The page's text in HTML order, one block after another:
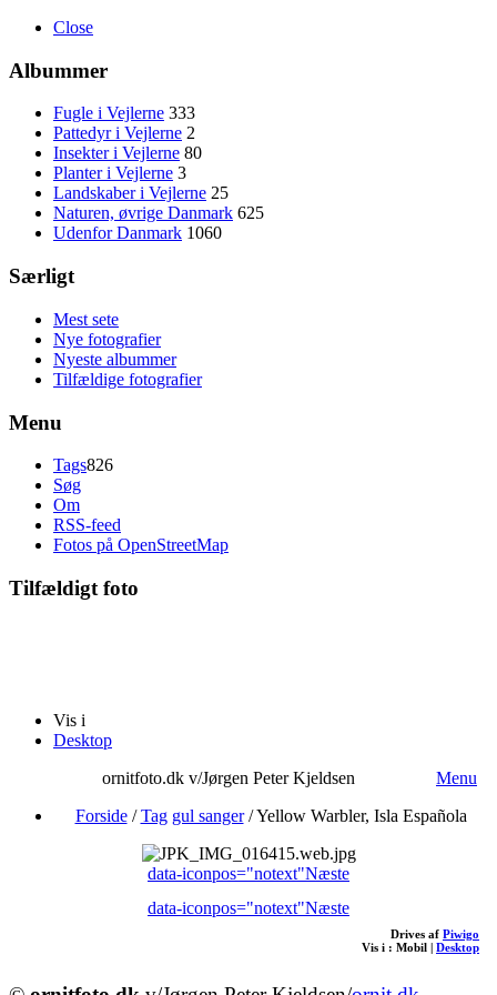
Close
Albummer
Fugle i Vejlerne 333
Pattedyr i Vejlerne 2
Insekter i Vejlerne 80
Planter i Vejlerne 3
Landskaber i Vejlerne 25
Naturen, øvrige Danmark 625
Udenfor Danmark 1060
Særligt
Mest sete
Nye fotografier
Nyeste albummer
Tilfældige fotografier
Menu
Tags826
Søg
Om
RSS-feed
Fotos på OpenStreetMap
Tilfældigt foto
Vis i
Desktop
ornitfoto.dk v/Jørgen Peter Kjeldsen
Menu
Forside/Tag gul sanger/Yellow Warbler, Isla Española
data-iconpos="notext"Næste
data-iconpos="notext"Næste
Drives af Piwigo
Vis i : Mobil | Desktop